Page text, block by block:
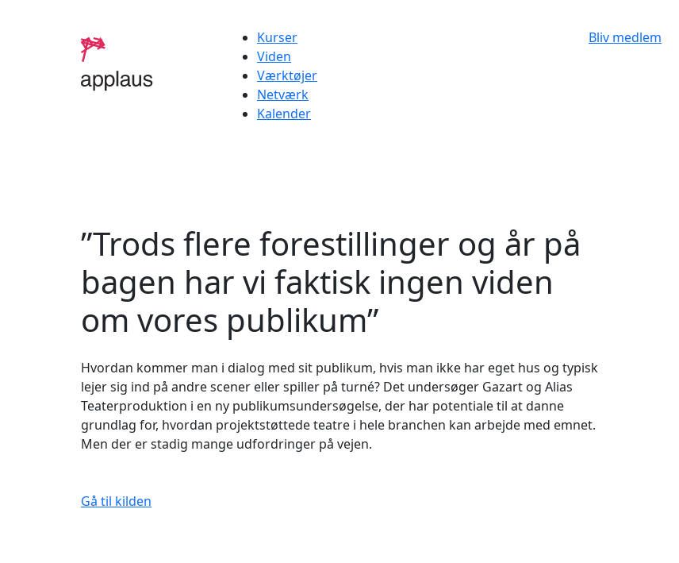
Kurser
Viden
Værktøjer
Netværk
Kalender
Bliv medlem
”Trods flere forestillinger og år på
bagen har vi faktisk ingen viden
om vores publikum”
Hvordan kommer man i dialog med sit publikum, hvis man ikke har eget hus og typisk
lejer sig ind på andre scener eller spiller på turné? Det undersøger Gazart og Alias
Teaterproduktion i en ny publikumsundersøgelse, der har potentiale til at danne
grundlag for, hvordan projektstøttede teatre i hele branchen kan arbejde med emnet.
Men der er stadig mange udfordringer på vejen.
Gå til kilden